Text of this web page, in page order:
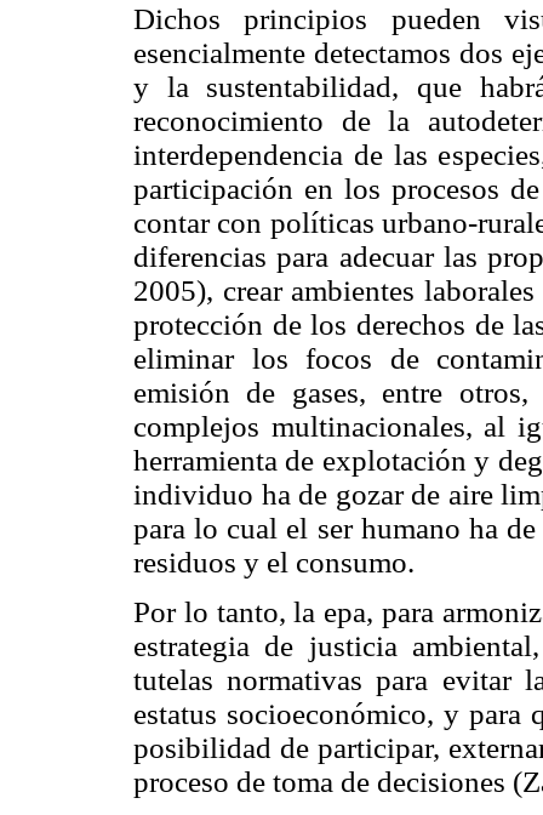
Dichos principios pueden
esencialmente detectamos dos
y la sustentabilidad, que
reconocimiento de la
interdependencia de las
participación en los procesos
contar con políticas urbano-
diferencias para adecuar las
2005), crear ambientes
protección de los derechos de
eliminar los focos de
emisión de gases, entre
complejos multinacionales, al
herramienta de explotación y
individuo ha de gozar de aire
para lo cual el ser humano ha
residuos y el consumo.
Por lo tanto, la epa, para
estrategia de justicia
tutelas normativas para evitar
estatus socioeconómico, y para
posibilidad de participar,
proceso de toma de decisiones